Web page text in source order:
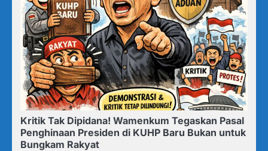
Kritik Tak Dipidana! Wamenkum Tegaskan Pasal
Penghinaan Presiden di KUHP Baru Bukan untuk
Bungkam Rakyat